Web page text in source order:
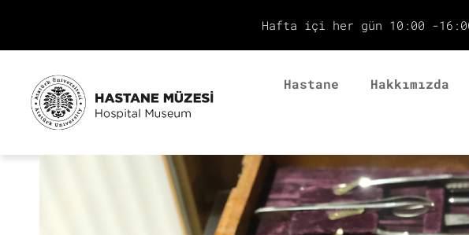
Hafta içi her gün 10:00 -
Hastane Hakkımızda